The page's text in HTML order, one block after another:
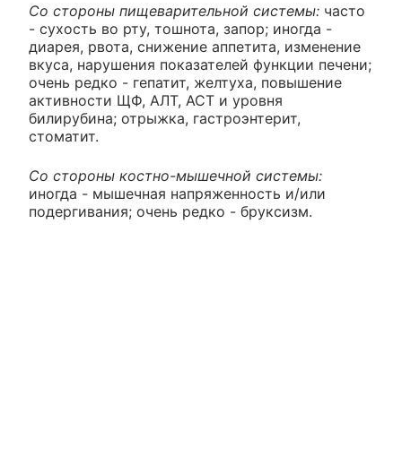
Со стороны пищеварительной системы: часто
- сухость во рту, тошнота, запор; иногда -
диарея, рвота, снижение аппетита, изменение
вкуса, нарушения показателей функции печени;
очень редко - гепатит, желтуха, повышение
активности ЩФ, АЛТ, АСТ и уровня
билирубина; отрыжка, гастроэнтерит,
стоматит.
Со стороны костно-мышечной системы:
иногда - мышечная напряженность и/или
подергивания; очень редко - бруксизм.